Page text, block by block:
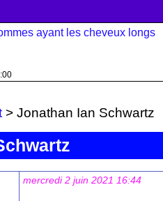
> Jonathan Ian Schwartz
mercredi 2 juin 2021 16:44